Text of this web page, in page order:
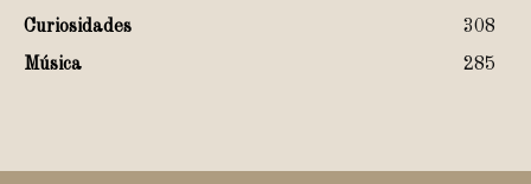
Curiosidades
308
Música
285